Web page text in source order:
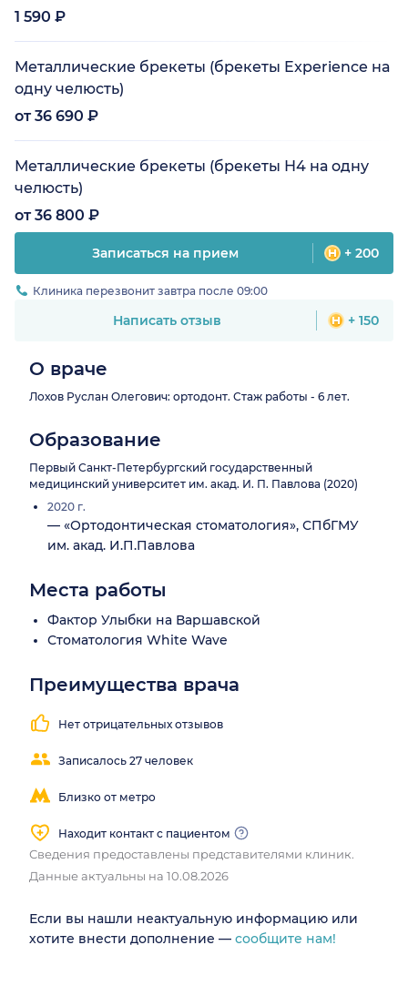
1 590 ₽
Металлические брекеты (брекеты Experience на
одну челюсть)
от 36 690 ₽
Металлические брекеты (брекеты Н4 на одну
челюсть)
от 36 800 ₽
Записаться на прием + 200
Клиника перезвонит завтра после 09:00
Написать отзыв + 150
О враче
Лохов Руслан Олегович: ортодонт. Стаж работы - 6 лет.
Образование
Первый Санкт-Петербургский государственный
медицинский университет им. акад. И. П. Павлова (2020)
2020 г.
— «Ортодонтическая стоматология», СПбГМУ
им. акад. И.П.Павлова
Места работы
Фактор Улыбки на Варшавской
Стоматология White Wave
Преимущества врача
Нет отрицательных отзывов
Записалось 27 человек
Близко от метро
Находит контакт с пациентом
Сведения предоставлены представителями клиник.
Данные актуальны на 10.08.2026
Если вы нашли неактуальную информацию или
хотите внести дополнение — сообщите нам!